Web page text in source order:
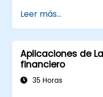
incluyendo el
medición de
Automatizar
macros y
Personalizar
necesidades
Leer más...
Aplicaciones de
financiero
35 Horas